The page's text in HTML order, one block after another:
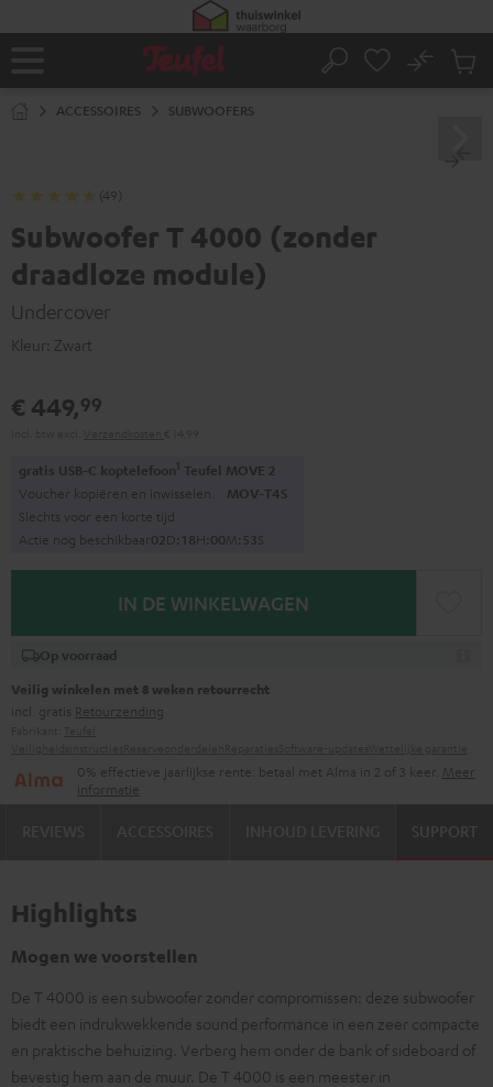
Home
Zoeken
No
ACCESSOIRES SUBWOOFERS
(49)
Subwoofer T 4000 (zonder
draadloze module)
Undercover
Kleur: Zwart
€ 449,99
gratis USB-C koptelefoon1 Teufel MOVE 2
Voucher kopiëren en inwisselen. MOV-T4S
Slechts voor een korte tijd
Actie nog beschikbaar02D:18H:00M: 52S
IN DE WINKELWAGEN
Op voorraad
Veilig winkelen met 8 weken retourrecht
incl. gratis Retourzending
0% effectieve jaarlijkse rente: betaal met Alma in 2 of 3 keer. Meer
informatie
SUPPORT
Highlights
Mogen we voorstellen
De T 4000 is een subwoofer zonder compromissen: deze subwoofer
biedt een indrukwekkende sound performance in een zeer compacte
en praktische behuizing. Verberg hem onder de bank of sideboard of
bevestig hem aan de muur. De T 4000 is een meester in